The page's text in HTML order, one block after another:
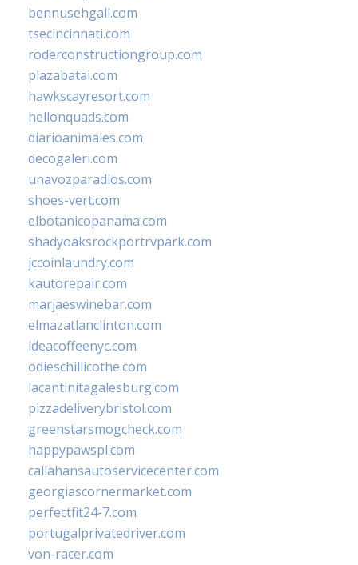
bennusehgall.com
tsecincinnati.com
roderconstructiongroup.com
plazabatai.com
hawkscayresort.com
hellonquads.com
diarioanimales.com
decogaleri.com
unavozparadios.com
shoes-vert.com
elbotanicopanama.com
shadyoaksrockportrvpark.com
jccoinlaundry.com
kautorepair.com
marjaeswinebar.com
elmazatlanclinton.com
ideacoffeenyc.com
odieschillicothe.com
lacantinitagalesburg.com
pizzadeliverybristol.com
greenstarsmogcheck.com
happypawspl.com
callahansautoservicecenter.com
georgiascornermarket.com
perfectfit24-7.com
portugalprivatedriver.com
von-racer.com